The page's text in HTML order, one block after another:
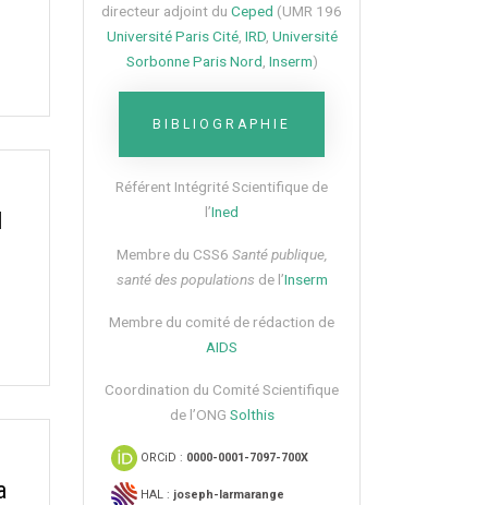
directeur adjoint du Ceped (UMR 196
Université Paris Cité, IRD, Université
Sorbonne Paris Nord Inserm)
BIBLIOGRAPHIE
Référent Intégrité Scientifique de
l’Ined
Membre du CSS6​ Santé publique,
santé des populations de l’Inserm
Membre du comité de rédaction de
AIDS
Coordination du Comité Scientifique
de l’ONG Solthis
ORCiD : 0000-0001-7097-700X
HAL : joseph-larmarange